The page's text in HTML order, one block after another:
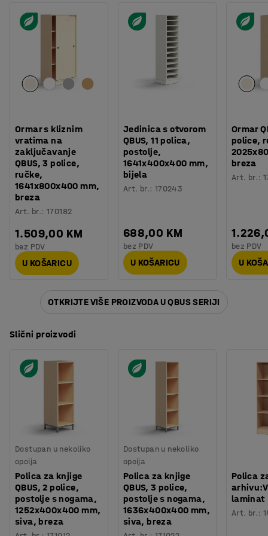
Ormar s kliznim
vratima na
zaključavanje
QBUS, 3 police,
ručke,
1641x800x400 mm,
breza
Art. br.:170182
1.509,00 KM
bez PDV
U KOŠARICU
Jedinica s otvorom
QBUS, 11 polica,
postolje,
1641x400x400 mm,
bijela
Art. br.: 170243
688,00 KM
bez PDV
U KOŠARICU
Ormar
police,
breza
Art. br.:
bez PDV
U
OTKRIJTE VIŠE PROIZVODA U QBUS SERIJI
Slični proizvodi
Dostupan u nekoliko
opcija
Polica za knjige
QBUS, 2 police,
postolje s nogama,
1252x400x400 mm,
siva, breza
Dostupan u nekoliko
opcija
Polica za knjige
QBUS, 3 police,
postolje s nogama,
1636x400x400 mm,
siva, breza
Polica
laminat
Art. br.: